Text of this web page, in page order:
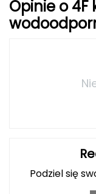
Giro
Grand Trunk
Opinie o
Podziel się